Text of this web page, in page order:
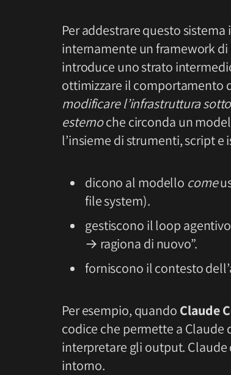
Per addestrare questo
internamente un framework
introduce uno strato
ottimizzare il comportamento
modificare l’infrastruttura
esternoche circonda un
l’insieme di strumenti, script e
dicono al modello come
file system).
gestiscono il loop
→ ragiona di nuovo”.
forniscono il contesto
Per esempio, quando Claude
codice che permette a Claude
interpretare gli output. Claude
intorno.